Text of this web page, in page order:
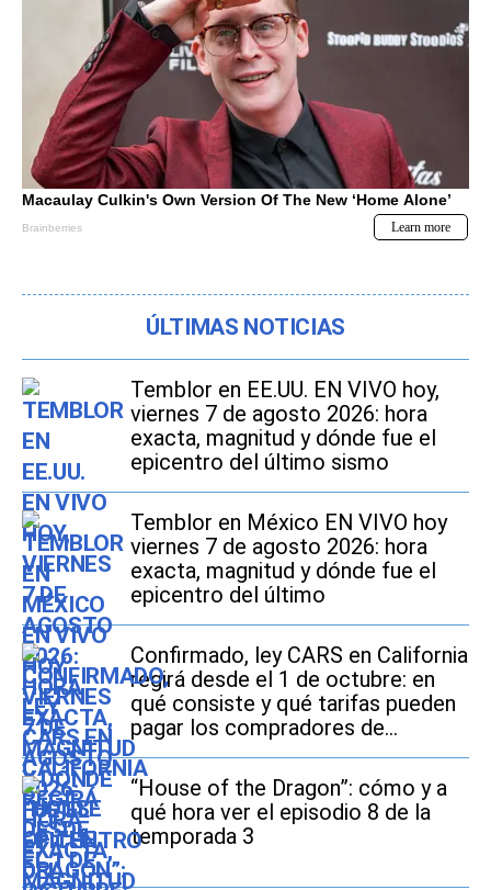
ÚLTIMAS NOTICIAS
Temblor en EE.UU. EN VIVO hoy,
viernes 7 de agosto 2026: hora
exacta, magnitud y dónde fue el
epicentro del último sismo
Temblor en México EN VIVO hoy
viernes 7 de agosto 2026: hora
exacta, magnitud y dónde fue el
epicentro del último
Confirmado, ley CARS en California
regirá desde el 1 de octubre: en
qué consiste y qué tarifas pueden
pagar los compradores de
vehículos usados
“House of the Dragon”: cómo y a
qué hora ver el episodio 8 de la
temporada 3